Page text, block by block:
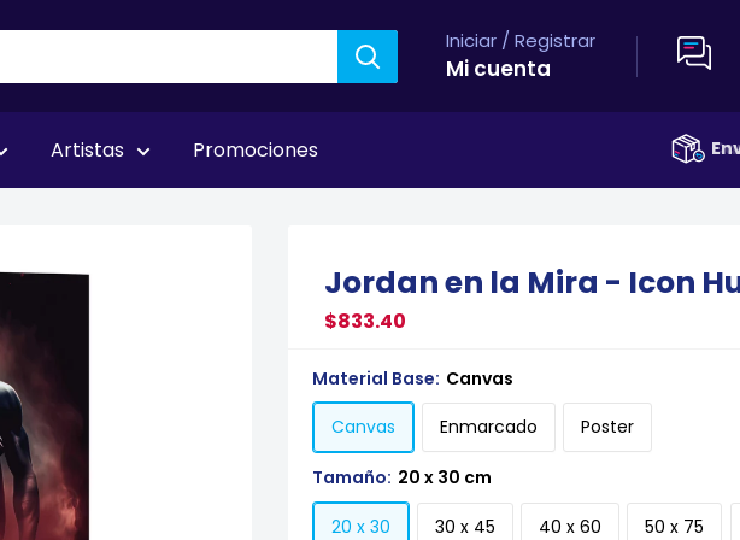
Iniciar / Registrar
Mi cuenta
Artistas Promociones
Jordan en la Mira - Icon
$833.40
Material Base: Canvas
Canvas Enmarcado Poster
Tamaño: 20 x 30 cm
20 x 30 30 x 45 40 x 60 50 x 75